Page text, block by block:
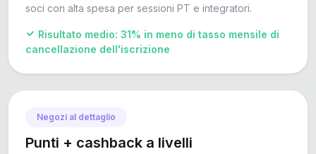
soci con alta spesa per sessioni PT e integratori.
Risultato medio: 31% in meno di tasso mensile di
cancellazione dell'iscrizione
Negozi al dettaglio
Punti + cashback a livelli